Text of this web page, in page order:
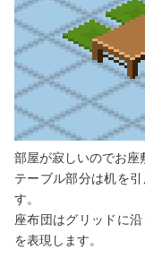
部屋が寂しいのでお座
テーブル部分は机を
す。
座布団はグリッドに
を表現します。